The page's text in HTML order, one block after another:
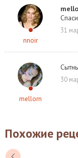
nnoir
31
mellorn
30
Похожие